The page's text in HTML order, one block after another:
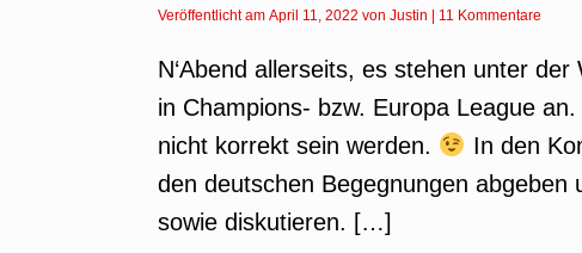
Veröffentlicht am April 11, 2022 von Justin 11 Kommentare
N‘Abend allerseits, es stehen unter
in Champions- bzw. Europa League
nicht korrekt sein werden.
In den
den deutschen Begegnungen
sowie diskutieren. […]